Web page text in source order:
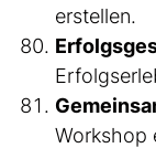
erstellen.
Workshop